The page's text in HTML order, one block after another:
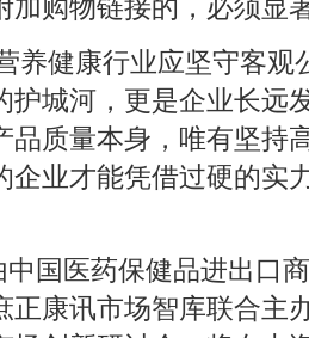
加购物链接的，必须显
养健康行业应坚守客观
护城河，更是企业长远
品质量本身，唯有坚持
企业才能凭借过硬的实
中国医药保健品进出口
正康讯市场智库联合主